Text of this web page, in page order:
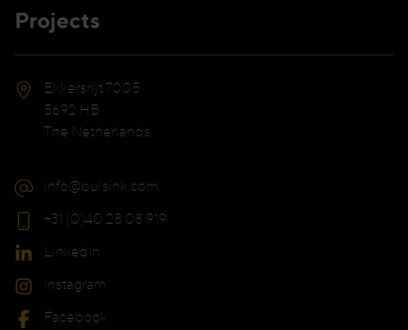
Projects
Ekkersrijt 7005
5692 HB
The Netherlands
info@bulsink.com
+31 (0)40 28 08 919
LinkedIn
Instagram
Facebook